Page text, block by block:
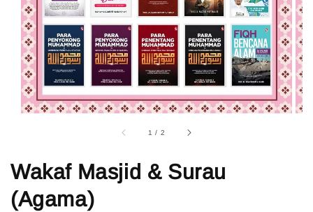
1 / 2
Wakaf Masjid & Surau
(Agama)